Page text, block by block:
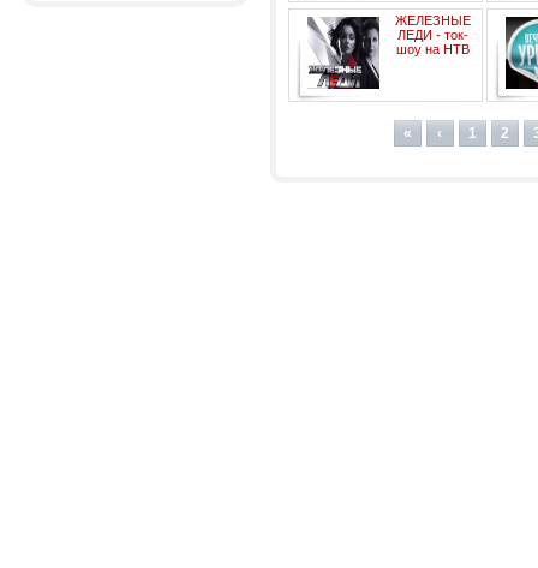
ПОЖЕНИМСЯ- программа
Первого каналаЖЕЛЕЗНЫЕ
ЛЕДИ - ток-
шоу на НТВ
« ‹ 1 2